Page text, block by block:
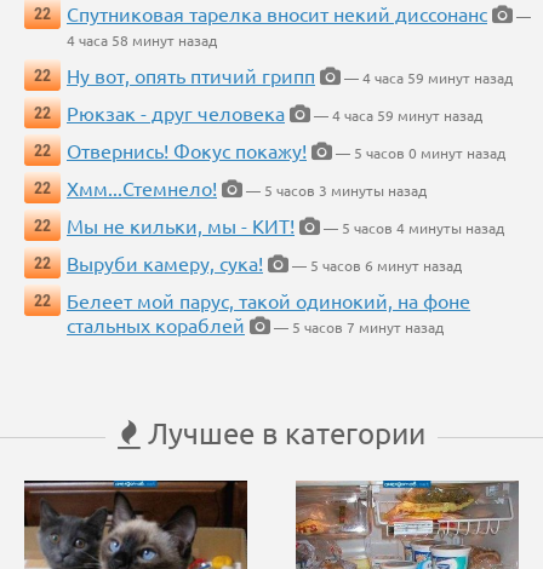
22
Спутниковая тарелка вносит некий диссонанс
—
4 часа 58 минут назад
22
Ну вот, опять птичий грипп
— 4 часа 59 минут назад
22
Рюкзак - друг человека
— 4 часа 59 минут назад
22
Отвернись! Фокус покажу!
— 5 часов 0 минут назад
22
Хмм...Стемнело!
— 5 часов 3 минуты назад
22
Мы не кильки, мы - КИТ!
— 5 часов 4 минуты назад
22
Выруби камеру, сука!
— 5 часов 6 минут назад
22
Белеет мой парус, такой одинокий, на фоне
стальных кораблей
— 5 часов 7 минут назад
Лучшее в категории